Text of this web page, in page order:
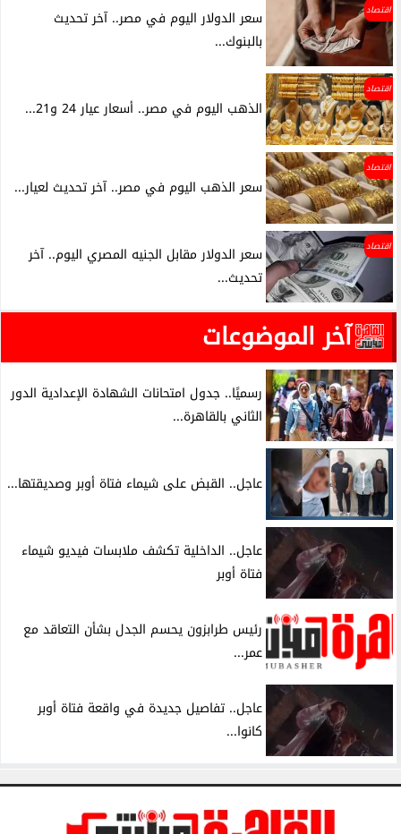
اقتصاد
سعر الدولار اليوم في مصر.. آخر تحديث
بالبنوك...
اقتصاد
الذهب اليوم في مصر.. أسعار عيار 24 و21...
اقتصاد
سعر الذهب اليوم في مصر.. آخر تحديث لعيار...
اقتصاد
سعر الدولار مقابل الجنيه المصري اليوم.. آخر
تحديث...
آخر الموضوعات
رسميًا.. جدول امتحانات الشهادة الإعدادية الدور
الثاني بالقاهرة...
عاجل.. القبض على شيماء فتاة أوبر وصديقتها...
عاجل.. الداخلية تكشف ملابسات فيديو شيماء
فتاة أوبر
رئيس طرابزون يحسم الجدل بشأن التعاقد مع
عمر...
عاجل.. تفاصيل جديدة في واقعة فتاة أوبر
كانوا...